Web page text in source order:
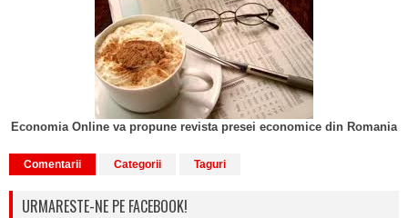
Economia Online va propune revista presei economice din Romania
Comentarii Categorii Taguri
URMARESTE-NE PE FACEBOOK!